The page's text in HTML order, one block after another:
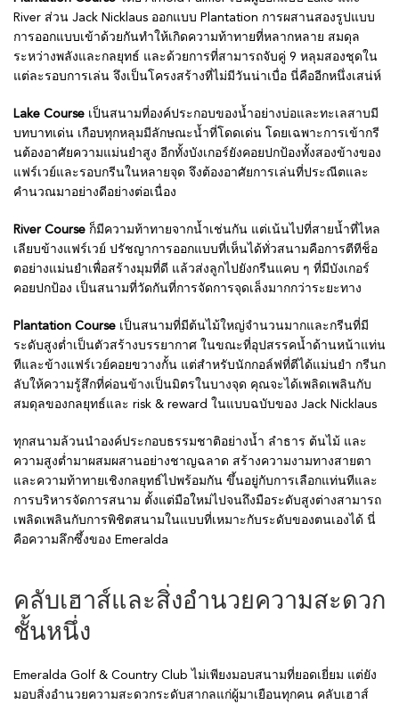
River ส่วน Jack Nicklaus ออกแบบ Plantation การผสานสองรูปแบบ
การออกแบบเข้าด้วยกันทำให้เกิดความท้าทายที่หลากหลาย สมดุล
ระหว่างพลังและกลยุทธ์ และด้วยการที่สามารถจับคู่ 9 หลุมสองชุดใน
แต่ละรอบการเล่น จึงเป็นโครงสร้างที่ไม่มีวันน่าเบื่อ นี่คืออีกหนึ่งเสน่ห์
Lake Course เป็นสนามที่องค์ประกอบของน้ำอย่างบ่อและทะเลสาบมี
บทบาทเด่น เกือบทุกหลุมมีลักษณะน้ำที่โดดเด่น โดยเฉพาะการเข้ากรี
นต้องอาศัยความแม่นยำสูง อีกทั้งบังเกอร์ยังคอยปกป้องทั้งสองข้างของ
แฟร์เวย์และรอบกรีนในหลายจุด จึงต้องอาศัยการเล่นที่ประณีตและ
คำนวณมาอย่างดีอย่างต่อเนื่อง
River Course ก็มีความท้าทายจากน้ำเช่นกัน แต่เน้นไปที่สายน้ำที่ไหล
เลียบข้างแฟร์เวย์ ปรัชญาการออกแบบที่เห็นได้ทั่วสนามคือการตีทีช็อ
ตอย่างแม่นยำเพื่อสร้างมุมที่ดี แล้วส่งลูกไปยังกรีนแคบ ๆ ที่มีบังเกอร์
คอยปกป้อง เป็นสนามที่วัดกันที่การจัดการจุดเล็งมากกว่าระยะทาง
Plantation Course เป็นสนามที่มีต้นไม้ใหญ่จำนวนมากและกรีนที่มี
ระดับสูงต่ำเป็นตัวสร้างบรรยากาศ ในขณะที่อุปสรรคน้ำด้านหน้าแท่น
ทีและข้างแฟร์เวย์คอยขวางกั้น แต่สำหรับนักกอล์ฟที่ตีได้แม่นยำ กรีนก
ลับให้ความรู้สึกที่ค่อนข้างเป็นมิตรในบางจุด คุณจะได้เพลิดเพลินกับ
สมดุลของกลยุทธ์และ risk & reward ในแบบฉบับของ Jack Nicklaus
ทุกสนามล้วนนำองค์ประกอบธรรมชาติอย่างน้ำ ลำธาร ต้นไม้ และ
ความสูงต่ำมาผสมผสานอย่างชาญฉลาด สร้างความงามทางสายตา
และความท้าทายเชิงกลยุทธ์ไปพร้อมกัน ขึ้นอยู่กับการเลือกแท่นทีและ
การบริหารจัดการสนาม ตั้งแต่มือใหม่ไปจนถึงมือระดับสูงต่างสามารถ
เพลิดเพลินกับการพิชิตสนามในแบบที่เหมาะกับระดับของตนเองได้ นี่
คือความลึกซึ้งของ Emeralda
คลับเฮาส์และสิ่งอำนวยความสะดวก
ชั้นหนึ่ง
Emeralda Golf & Country Club ไม่เพียงมอบสนามที่ยอดเยี่ยม แต่ยัง
มอบสิ่งอำนวยความสะดวกระดับสากลแก่ผู้มาเยือนทุกคน คลับเฮาส์